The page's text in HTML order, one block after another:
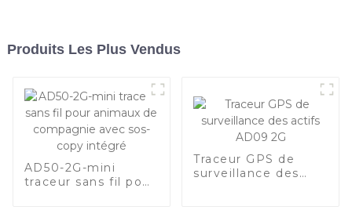
Produits Les Plus Vendus
AD50-2G-mini
traceur sans fil pour
Traceur GPS de
surveillance des